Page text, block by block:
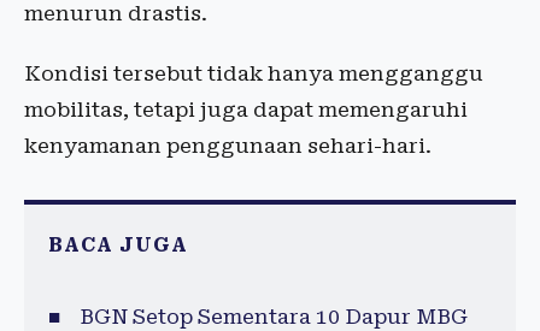
menurun drastis.
Kondisi tersebut tidak hanya mengganggu
mobilitas, tetapi juga dapat memengaruhi
kenyamanan penggunaan sehari-hari.
BACA JUGA
BGN Setop Sementara 10 Dapur MBG